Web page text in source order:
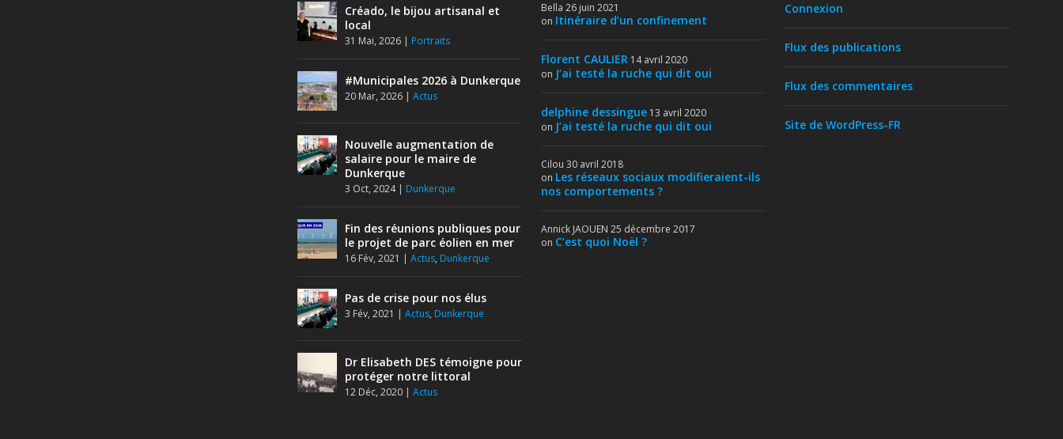
Créado, le bijou artisanal et
local
31 Mai, 2026| Portraits
#Municipales 2026 à Dunkerque
20 Mar, 2026| Actus
Nouvelle augmentation de
salaire pour le maire de
Dunkerque
3 Oct, 2024| Dunkerque
Fin des réunions publiques pour
le projet de parc éolien en mer
16 Fév, 2021 | Actus, Dunkerque
Pas de crise pour nos élus
3 Fév, 2021 | Actus, Dunkerque
Dr Elisabeth DES témoigne pour
protéger notre littoral
12 Déc, 2020| Actus
Bella 26 juin 2021
on Itinéraire d’un confinement
Florent CAULIER 14 avril 2020
on J’ai testé la ruche qui dit oui
delphine dessingue 13 avril 2020
on J’ai testé la ruche qui dit oui
Cilou 30 avril 2018
on Les réseaux sociaux modifieraient-ils
nos comportements ?
Annick JAOUEN 25 décembre 2017
on C’est quoi Noël ?
Connexion
Flux des publications
Flux des commentaires
Site de WordPress-FR